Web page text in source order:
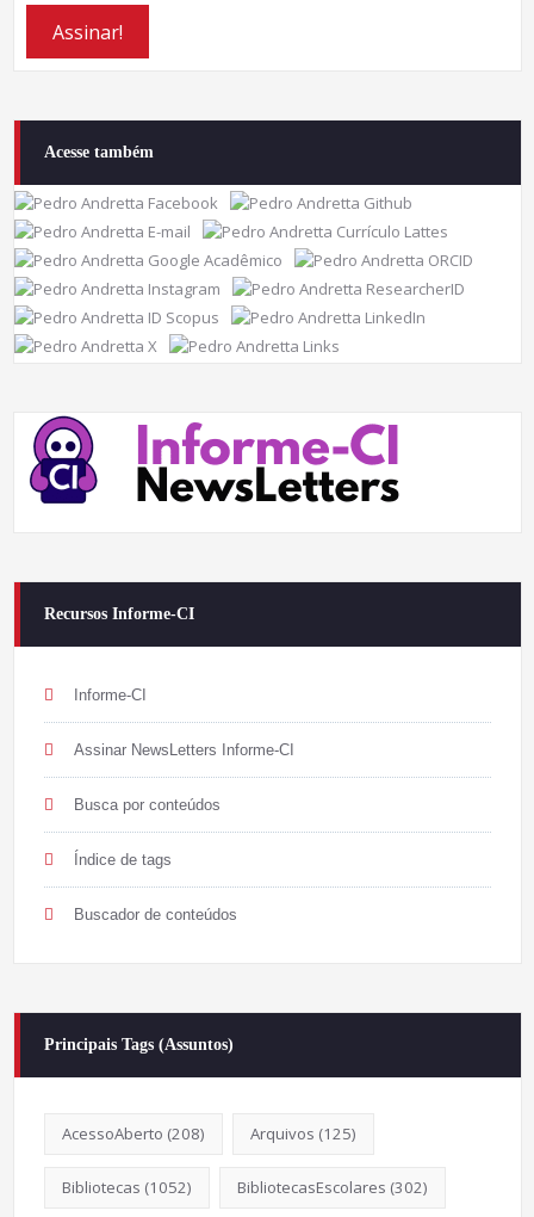
Acesse também
Recursos Informe-CI
Informe-CI
Assinar NewsLetters Informe-CI
Busca por conteúdos
Índice de tags
Buscador de conteúdos
Principais Tags (Assuntos)
AcessoAberto (208) Arquivos (125)
Bibliotecas (1052) BibliotecasEscolares (302)